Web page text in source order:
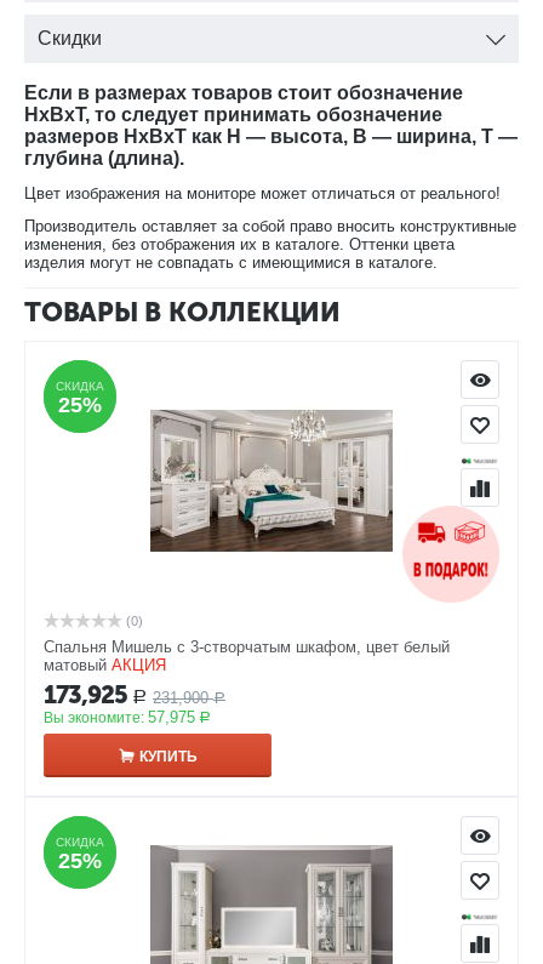
Скидки
Если в размерах товаров стоит обозначение
HxBxT, то следует принимать обозначение
размеров HxBxT как H — высота, B — ширина, T —
глубина (длина).
Цвет изображения на мониторе может отличаться от реального!
Производитель оставляет за собой право вносить конструктивные
изменения, без отображения их в каталоге. Оттенки цвета
изделия могут не совпадать с имеющимися в каталоге.
ТОВАРЫ В КОЛЛЕКЦИИ
СКИДКА
25%
СКИДКА
25%
(0)
Спальня Мишель с 3-створчатым шкафом, цвет белый
матовый АКЦИЯ
173,925 Р 231,900 Р
Вы экономите: 57,975 Р
КУПИТЬ
СКИДКА
25%
СКИДКА
25%